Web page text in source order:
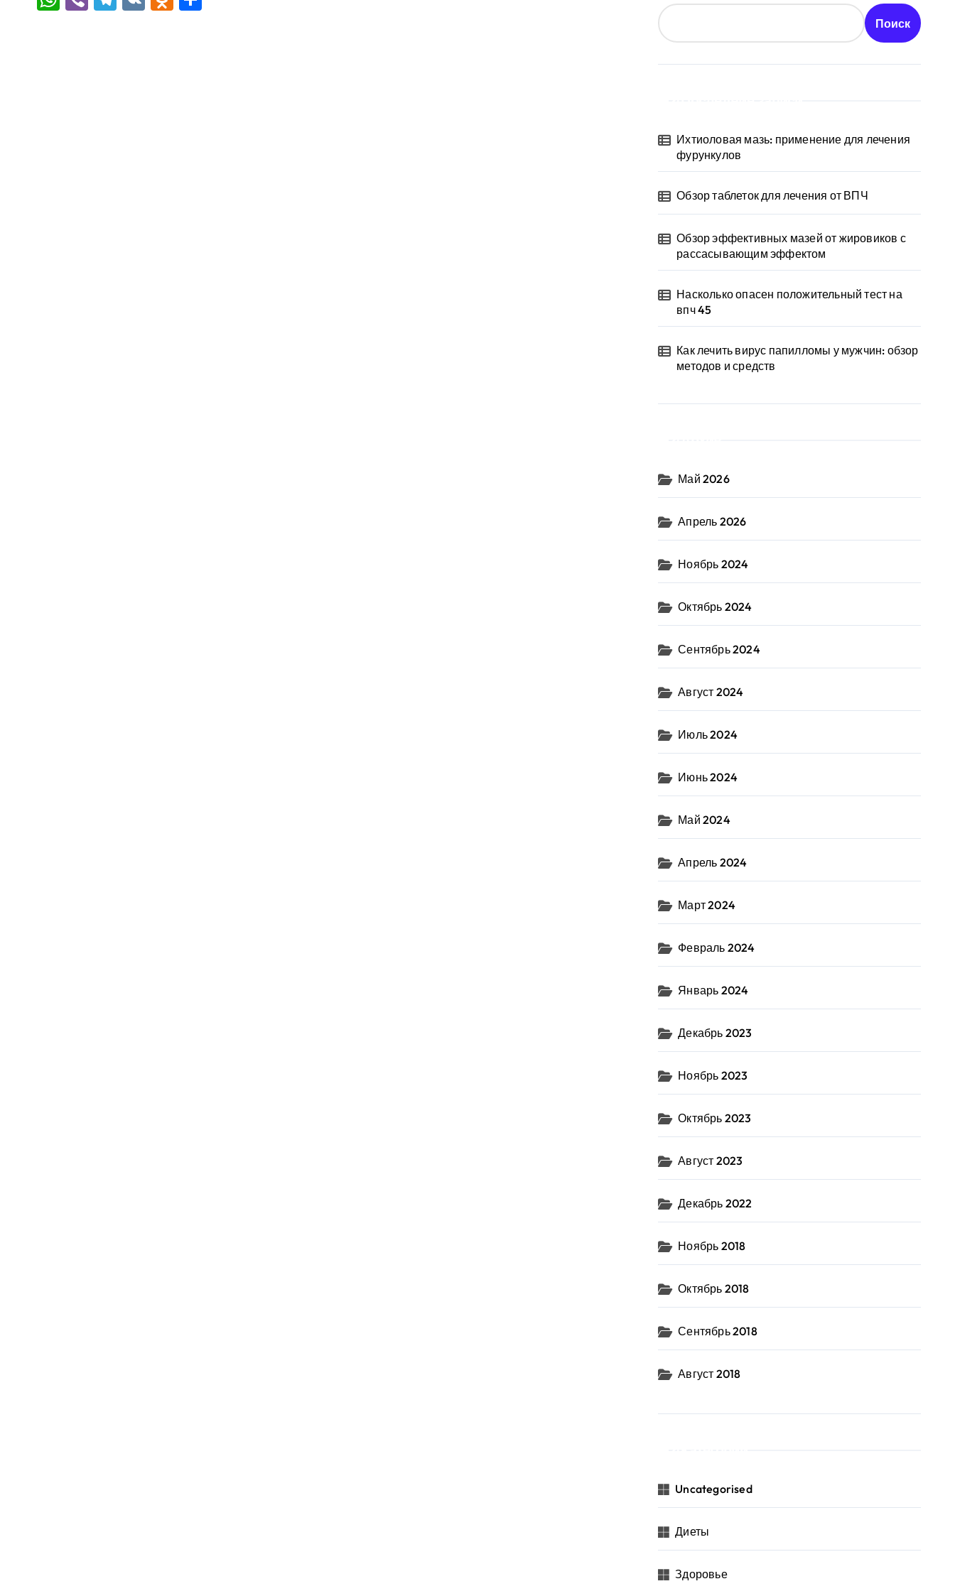
Поиск
Ихтиоловая мазь: применение для лечения
фурункулов
Обзор таблеток для лечения от ВПЧ
Обзор эффективных мазей от жировиков с
рассасывающим эффектом
Насколько опасен положительный тест на
впч 45
Как лечить вирус папилломы у мужчин: обзор
методов и средств
Май 2026
Апрель 2026
Ноябрь 2024
Октябрь 2024
Сентябрь 2024
Август 2024
Июль 2024
Июнь 2024
Май 2024
Апрель 2024
Март 2024
Февраль 2024
Январь 2024
Декабрь 2023
Ноябрь 2023
Октябрь 2023
Август 2023
Декабрь 2022
Ноябрь 2018
Октябрь 2018
Сентябрь 2018
Август 2018
Uncategorised
Диеты
Здоровье